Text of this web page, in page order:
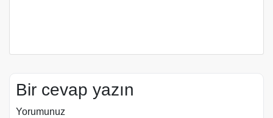
Bir cevap yazın
Yorumunuz